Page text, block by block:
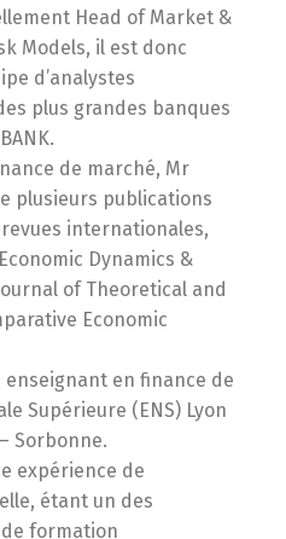
Head of Market &
Models, il est donc
d’analystes
plus grandes banques
de marché, Mr
plusieurs publications
internationales,
Dynamics &
of Theoretical and
Economic
en finance de
Supérieure (ENS) Lyon
Sorbonne.
expérience de
étant un des
formation